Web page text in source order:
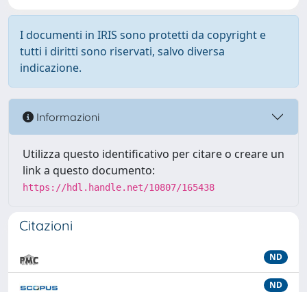
I documenti in IRIS sono protetti da copyright e
tutti i diritti sono riservati, salvo diversa
indicazione.
Informazioni
Utilizza questo identificativo per citare o creare un
link a questo documento:
https://hdl.handle.net/10807/165438
Citazioni
ND
ND